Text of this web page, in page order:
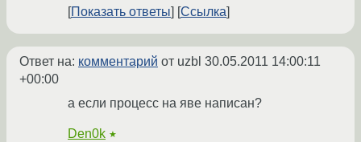
Показать ответы
Ссылка
Ответ на: комментарий от uzbl 30.05.2011 14:00:11
+00:00
а если процесс на яве написан?
Den0k ★